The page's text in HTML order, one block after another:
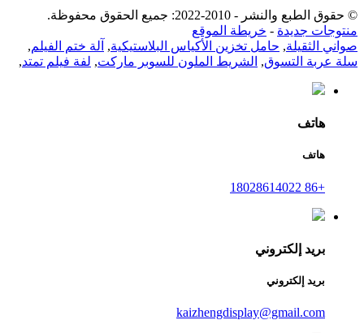
© حقوق الطبع والنشر - 2010-2022: جميع الحقوق محفوظة.
منتوجات جديدة - خريطة الموقع
صواني الثقيلة, حامل تخزين الأكياس البلاستيكية, آلة ختم الفيلم,
سلة عربة التسوق, الشريط الملون للسوبر ماركت, لفة فيلم تمتد,
هاتف
هاتف
+86 18028614022
بريد إلكتروني
بريد إلكتروني
kaizhengdisplay@gmail.com